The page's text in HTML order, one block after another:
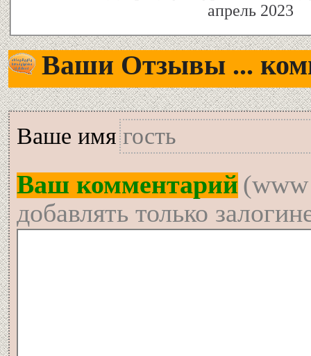
апрель 2023
Ваши Отзывы ...
Вашe имя
Ваш комментарий
добавлять только